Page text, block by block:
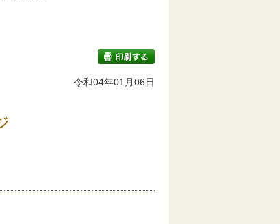
令和04年01月06日